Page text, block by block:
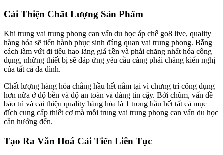
Cải Thiện Chất Lượng Sản Phẩm
Khi trung vai trung phong can vấn du học áp chế go8 live, quality
hàng hóa sẽ tiến hành phục sinh đáng quan vai trung phong. Bằng
cách làm vứt đi tiêu hao lãng giá tiền và phải chăng nhất hóa công
dụng, những thiết bị sẽ đáp ứng yêu cầu càng phải chăng kiến nghị
của tất cả da đình.
Chất lượng hàng hóa chẳng hầu hết nằm tại vì chưng trí công dụng
hơn nữa ở độ bền và độ an toàn và đáng tin cậy. Bởi chũm, vấn đề
bảo trì và cải thiện quality hàng hóa là 1 trong hầu hết tất cả mục
đích cung cấp thiết cơ mà mỗi trung vai trung phong can vấn du học
cần hướng đến.
Tạo Ra Văn Hoá Cải Tiến Liên Tục